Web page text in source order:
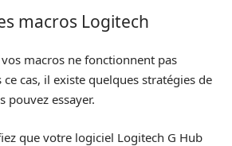
macros Logitech
macros ne fonctionnent pas
cas, il existe quelques stratégies de
pouvez essayer.
que votre logiciel Logitech G Hub